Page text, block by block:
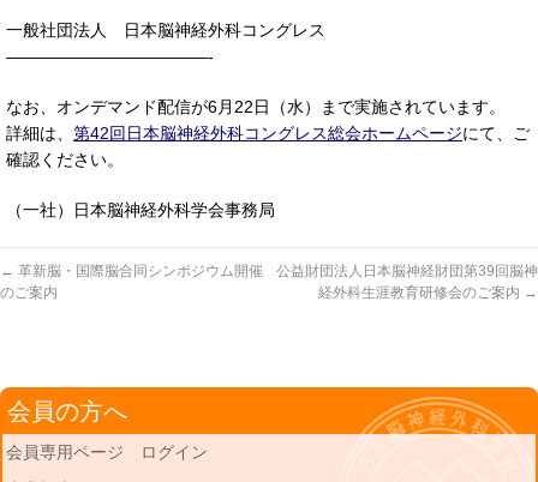
一般社団法人 日本脳神経外科コングレス
————————————-
なお、オンデマンド配信が6月22日（水）まで実施されています。
詳細は、 第42回日本脳神経外科コングレス総会ホームページにて、ご
確認ください。
（一社）日本脳神経外科学会事務局
← 革新脳・国際脳合同シンポジウム開催
のご案内
公益財団法人日本脳神経財団第39回脳神
経外科生涯教育研修会のご案内 →
会員の方へ
会員専用ページ ログイン